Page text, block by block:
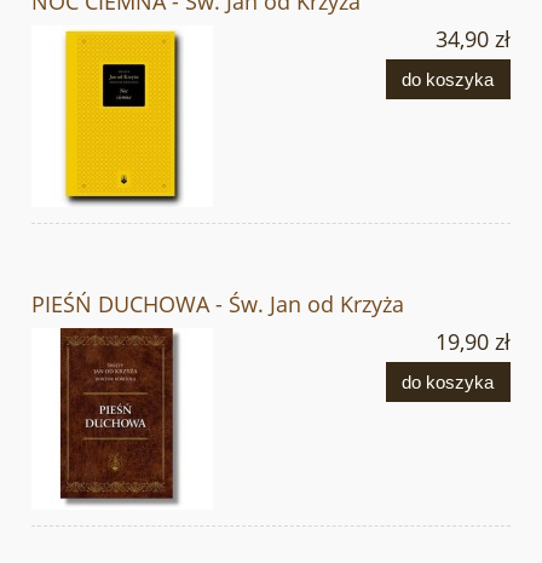
34,90 zł
do koszyka
PIEŚŃ DUCHOWA - Św. Jan od Krzyża
19,90 zł
do koszyka